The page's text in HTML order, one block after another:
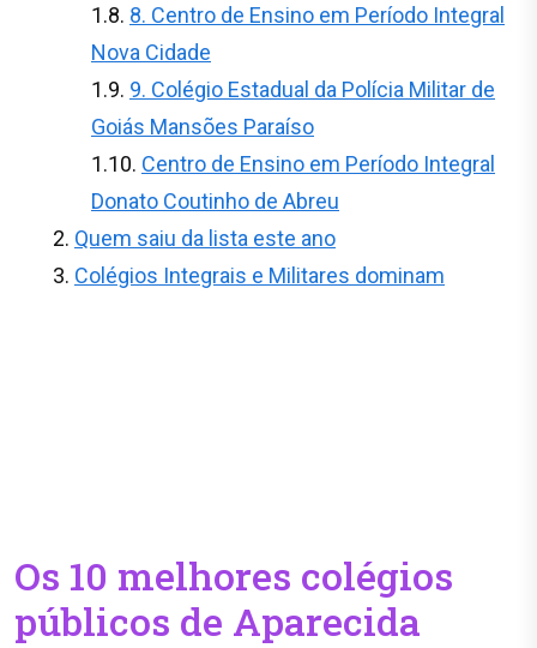
8. Centro de Ensino em Período Integral
Nova Cidade
9. Colégio Estadual da Polícia Militar de
Goiás Mansões Paraíso
Centro de Ensino em Período Integral
Donato Coutinho de Abreu
Quem saiu da lista este ano
Colégios Integrais e Militares dominam
Os 10 melhores colégios
públicos de Aparecida